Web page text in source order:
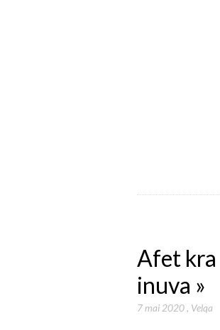
Afet
inuva »
7 mai 2020, Velqa